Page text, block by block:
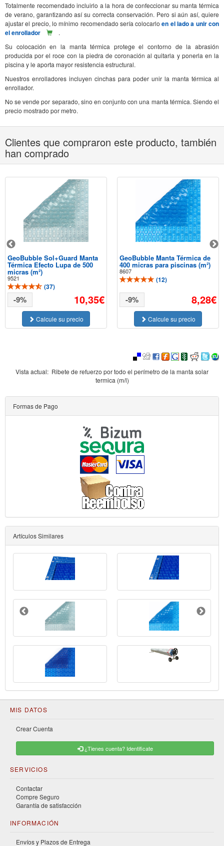
Totalmente recomendado incluirlo a la hora de confeccionar su manta térmica
de verano, garantizando así su correcta conservación. Pero si aún así, quiere
ajustar el precio, lo mínimo recomendado sería colocarloen el lado a unir con
el enrollador
.
Su colocación en la manta térmica protege el contorno de la abrasión
producida por el roce con la piedra de coronación al quitarla y ponerla en la
piscina y le aporta mayor resistencia estructural.
Nuestros enrolladores incluyen cinchas para poder unir la manta térmica al
enrollador.
No se vende por separado, sino en conjunto con una manta térmica. Siendo el
precio mostrado por metro.
Clientes que compraron este producto, también
han comprado
GeoBubble Sol+Guard Manta
Térmica Efecto Lupa de 500
micras (m²)
9521
(37)
10,35€
-9%
Calcule su precio
GeoBubble Manta Térmica de
400 micras para piscinas (m²)
8607
(12)
8,28€
-9%
Calcule su precio
Vista actual: Ribete de refuerzo por todo el perímetro de la manta solar
termica (m/l)
Formas de Pago
Artículos Similares
MIS DATOS
Crear Cuenta
¿Tienes cuenta? Identificate
SERVICIOS
Contactar
Compre Seguro
Garantía de satisfacción
INFORMACIÓN
Envíos y Plazos de Entrega